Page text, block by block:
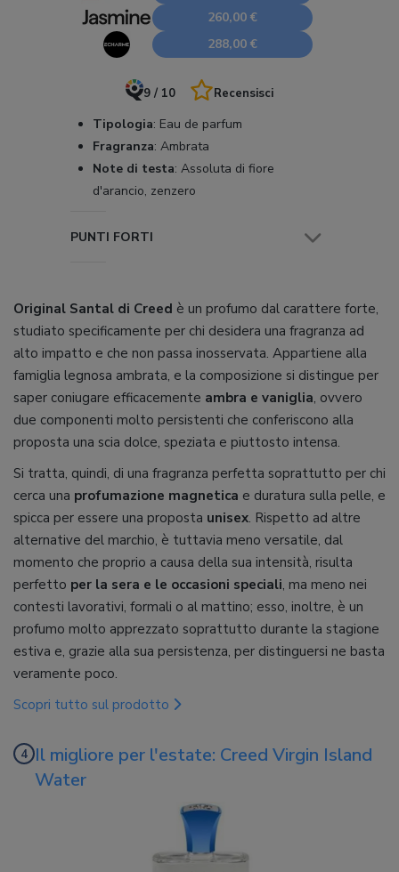
260,00 €
288,00 €
9 / 10 Recensisci
Tipologia: Eau de parfum
Fragranza: Ambrata
Note di testa: Assoluta di fiore
d'arancio, zenzero
PUNTI FORTI
Original Santal di Creed è un profumo dal carattere forte,
studiato specificamente per chi desidera una fragranza ad
alto impatto e che non passa inosservata. Appartiene alla
famiglia legnosa ambrata, e la composizione si distingue per
saper coniugare efficacemente ambra e vaniglia, ovvero
due componenti molto persistenti che conferiscono alla
proposta una scia dolce, speziata e piuttosto intensa.
Si tratta, quindi, di una fragranza perfetta soprattutto per chi
cerca una profumazione magnetica e duratura sulla pelle, e
spicca per essere una proposta unisex. Rispetto ad altre
alternative del marchio, è tuttavia meno versatile, dal
momento che proprio a causa della sua intensità, risulta
perfetto per la sera e le occasioni speciali, ma meno nei
contesti lavorativi, formali o al mattino; esso, inoltre, è un
profumo molto apprezzato soprattutto durante la stagione
estiva e, grazie alla sua persistenza, per distinguersi ne basta
veramente poco.
Scopri tutto sul prodotto
Il migliore per l'estate: Creed Virgin Island
Water